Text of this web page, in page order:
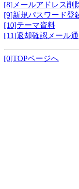
[8]メールアドレス削
[9]新規パスワード登
[10]テーマ資料
[11]返却確認メール
[0]TOPページへ